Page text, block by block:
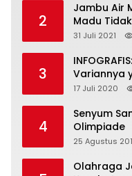
2
Jambu Air
Madu
31 Juli 2021
3
Variannya
17 Juli 2020
4
Senyum
Olimpiade
25 Agustus
Olahraga